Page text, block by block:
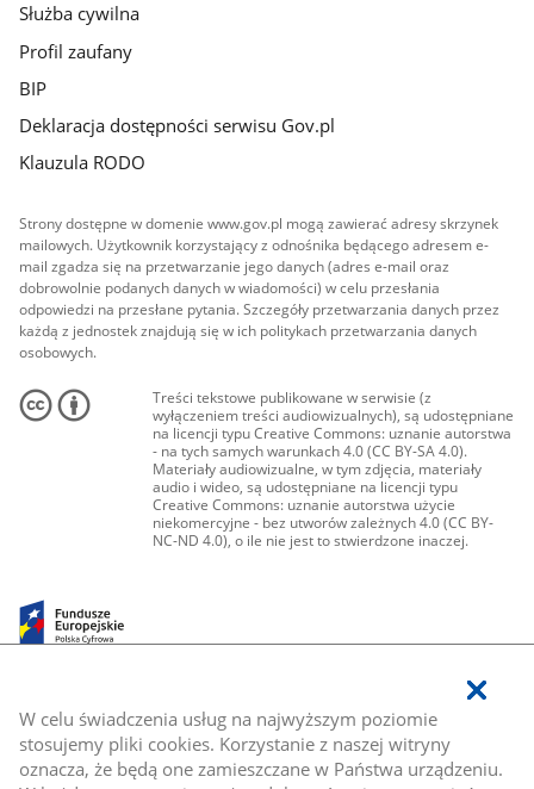
W celu świadczenia usług na najwyższym poziomie
stosujemy pliki cookies. Korzystanie z naszej witryny
oznacza, że będą one zamieszczane w Państwa urządzeniu.
Służba cywilna
Profil zaufany
BIP
Deklaracja dostępności serwisu Gov.pl
Klauzula RODO
Strony dostępne w domenie www.gov.pl mogą zawierać adresy skrzynek
mailowych. Użytkownik korzystający z odnośnika będącego adresem e-
mail zgadza się na przetwarzanie jego danych (adres e-mail oraz
dobrowolnie podanych danych w wiadomości) w celu przesłania
odpowiedzi na przesłane pytania. Szczegóły przetwarzania danych przez
każdą z jednostek znajdują się w ich politykach przetwarzania danych
osobowych.
Treści tekstowe publikowane w serwisie (z
wyłączeniem treści audiowizualnych), są udostępniane
na licencji typu Creative Commons: uznanie autorstwa
- na tych samych warunkach 4.0 (CC BY-SA 4.0).
Materiały audiowizualne, w tym zdjęcia, materiały
audio i wideo, są udostępniane na licencji typu
Creative Commons: uznanie autorstwa użycie
niekomercyjne - bez utworów zależnych 4.0 (CC BY-
NC-ND 4.0), o ile nie jest to stwierdzone inaczej.